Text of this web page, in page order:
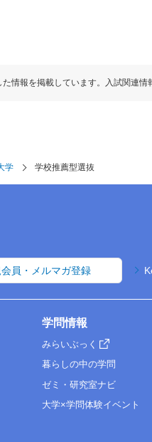
情報を掲載しています。入試関連
学 学校推薦型選抜
員・メルマガ登録
学問情報
みらいぶっく
暮らしの中の学問
ゼミ・研究室ナビ
大学×学問体験イベント